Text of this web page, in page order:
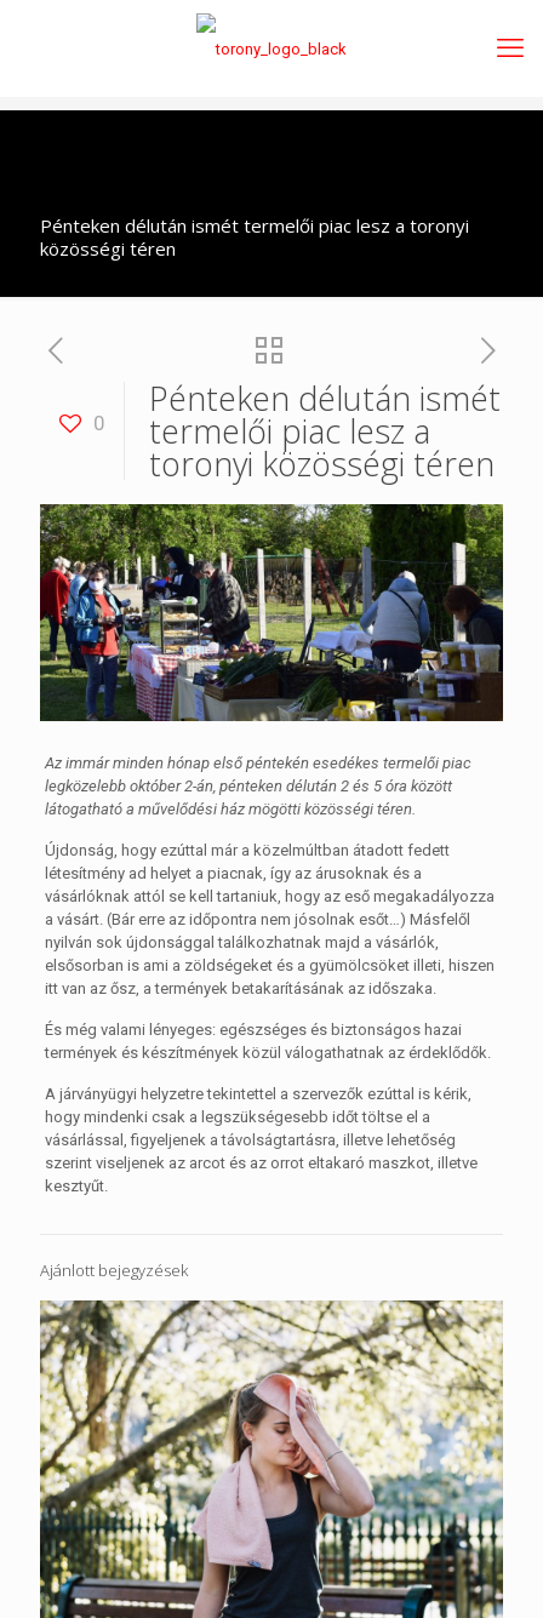
Pénteken délután ismét termelői piac lesz a toronyi
közösségi téren
0
Pénteken délután ismét
termelői piac lesz a
toronyi közösségi téren
Az immár minden hónap első péntekén esedékes termelői piac
legközelebb október 2-án, pénteken délután 2 és 5 óra között
látogatható a művelődési ház mögötti közösségi téren.
Újdonság, hogy ezúttal már a közelmúltban átadott fedett
létesítmény ad helyet a piacnak, így az árusoknak és a
vásárlóknak attól se kell tartaniuk, hogy az eső megakadályozza
a vásárt. (Bár erre az időpontra nem jósolnak esőt…) Másfelől
nyilván sok újdonsággal találkozhatnak majd a vásárlók,
elsősorban is ami a zöldségeket és a gyümölcsöket illeti, hiszen
itt van az ősz, a termények betakarításának az időszaka.
És még valami lényeges: egészséges és biztonságos hazai
termények és készítmények közül válogathatnak az érdeklődők.
A járványügyi helyzetre tekintettel a szervezők ezúttal is kérik,
hogy mindenki csak a legszükségesebb időt töltse el a
vásárlással, figyeljenek a távolságtartásra, illetve lehetőség
szerint viseljenek az arcot és az orrot eltakaró maszkot, illetve
kesztyűt.
Ajánlott bejegyzések